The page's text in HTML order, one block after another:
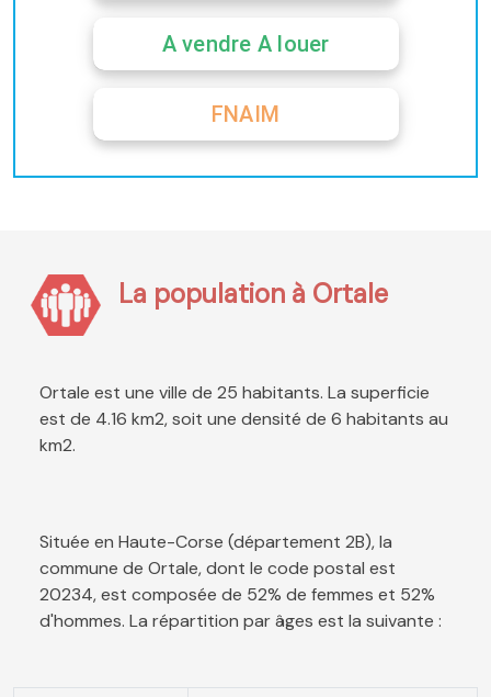
A vendre A louer
FNAIM
La population à Ortale
Ortale est une ville de 25 habitants. La superficie
est de 4.16 km2, soit une densité de 6 habitants au
km2.
Située en Haute-Corse (département 2B), la
commune de Ortale, dont le code postal est
20234, est composée de 52% de femmes et 52%
d'hommes. La répartition par âges est la suivante :